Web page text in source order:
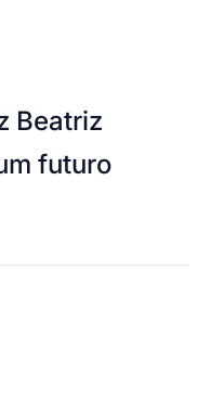
Beatriz
futuro